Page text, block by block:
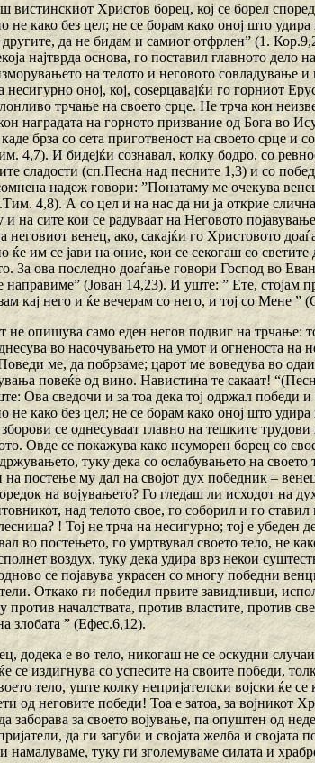
вистинскиот Христов борец, кој се борел
не како без цел; не се борам како оној што
да не бидам и самиот отфрлен” (1.
најтврда основа, го поставил главното дело
на телото и неговото совладување
несигурно оној, кој, соѕерцавајќи го горниот
трчање на своето срце. Не трча кон
наградата на горното призвание од Бога во
брза со сета приготвеност на своето срце и
4,7). И бидејќи сознавал, колку бодро, со
сладости (сп.Песна над песните 1,3) и со
надеж говори: ”Понатаму ме очекува
4,8). А со цел и на нас да ни ја открие
на сите кои се радуваат на Неговото
неговиот венец, ако, сакајќи го Христовото
ќе им се јави на оние, кои се секогаш со
За ова последно доаѓање говори Господ во
(Јован 14,23). И уште: ” Ете, стојам
кај него и ќе вечерам со него, и тој со Мене ”
не опишува само еден негов подвиг на трчање:
во насочувањето на умот и огненоста на
ме, да побрзаме; царот ме воведува во
повеќе од вино. Навистина те сакаат!
Ова сведочи и за тоа дека тој одржал победи
не како без цел; не се борам како оној што
се однесуваат главно на тешките
Овде се покажува како неуморен борец со
туку дека со ослабувањето на
постење му дал на својот дух победник –
на војувањето? Го гледаш ли исходот на
над телото свое, го соборил и го
! Тој не трча на несигурно; тој е убеден
во постењето, го умртвувал своето тело, не
воздух, туку дека удира врз некои
се појавува украсен со многу победни
Откако ги победил првите завидливци,
против началствата, против властите, против
злобата ” (Ефес.6,12).
додека е во тело, никогаш не се оскудни
се издигнува со успесите на своите победи,
тело, уште колку непријателски војски ќе
од неговите победи! Тоа е затоа, за војникот
заборава за своето војување, па опуштен од
да ги загуби и својата желба и
намалуваме, туку ги зголемуваме силата и